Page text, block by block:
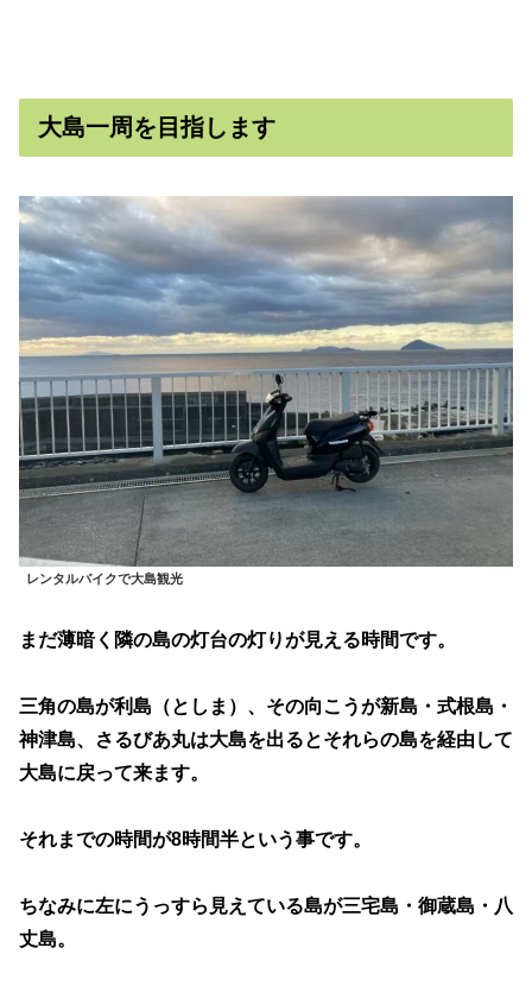
大島一周を目指します
レンタルバイクで大島観光
まだ薄暗く隣の島の灯台の灯りが見える時間です。
三角の島が利島（としま）、その向こうが新島・式根島・
神津島、さるびあ丸は大島を出るとそれらの島を経由して
大島に戻って来ます。
それまでの時間が8時間半という事です。
ちなみに左にうっすら見えている島が三宅島・御蔵島・八
丈島。